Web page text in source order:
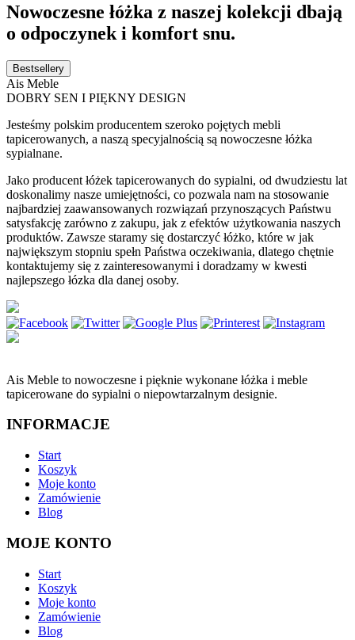
Nowoczesne łóżka z naszej kolekcji dbają
o odpoczynek i komfort snu.
Bestsellery
Ais Meble
DOBRY SEN I PIĘKNY DESIGN
Jesteśmy polskim producentem szeroko pojętych mebli
tapicerowanych, a naszą specyjalnością są nowoczesne łóżka
sypialnane.
Jako producent łóżek tapicerowanych do sypialni, od dwudziestu lat
doskonalimy nasze umiejętności, co pozwala nam na stosowanie
najbardziej zaawansowanych rozwiązań przynoszących Państwu
satysfakcję zarówno z zakupu, jak z efektów użytkowania naszych
produktów. Zawsze staramy się dostarczyć łóżko, które w jak
największym stopniu spełn Państwa oczekiwania, dlatego chętnie
kontaktujemy się z zainteresowanymi i doradzamy w kwesti
najlepszego łózka dla danej osoby.
Ais Meble to nowoczesne i pięknie wykonane łóżka i meble
tapicerowane do sypialni o niepowtarzalnym designie.
INFORMACJE
Start
Koszyk
Moje konto
Zamówienie
Blog
MOJE KONTO
Start
Koszyk
Moje konto
Zamówienie
Blog